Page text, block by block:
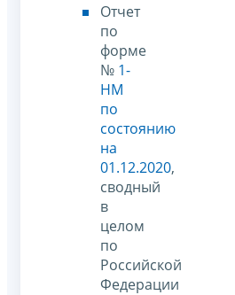
Отчет
по
форме
№ 1-
НМ
по
состоянию
на
01.12.2020,
сводный
в
целом
по
Российской
Федерации